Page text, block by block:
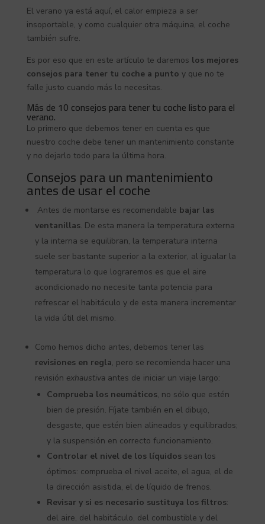
El verano ya está aquí, el calor empieza a ser
insoportable, y como cualquier otra máquina, el coche
también sufre.
Es por eso que en este artículo te daremos los mejores
consejos para tener tu coche a punto y que no te
falle justo cuando más lo necesitas.
Más de 10 consejos para tener tu coche listo para el
verano.
Lo primero que debemos tener en cuenta es que
nuestro coche debe tener un mantenimiento constante
y no dejarlo todo para la última hora.
Consejos para un mantenimiento
antes de usar el coche
Antes de montarse es recomendable bajar las
ventanillas. De esta manera la temperatura externa
y la interna se equilibran, la temperatura interna
suele ser bastante superior a la exterior, al igualar la
temperatura lo que lograremos es que el aire
acondicionado no necesite tanta potencia para
refrescar el habitáculo y de esta manera incrementar
la vida útil del mismo.
Como hemos dicho antes, debemos tener las
revisiones en regla, pero se recomienda hacer una
revisión exhaustivaantes de iniciar un viaje largo:
Comprueba los neumáticos, no sólo que estén
bien de presión. Fíjate también en el dibujo,
desgaste, que estén bien alineados y equilibrados;
y la suspensión en correcto funcionamiento.
Controlar el nivel de los líquidossean los
óptimos: comprueba el nivel aceite, el agua, el de
la dirección asistida, el de líquido de frenos.
Revisar y si es necesario sustituya los filtros:
del aire, del habitáculo, del combustible y del